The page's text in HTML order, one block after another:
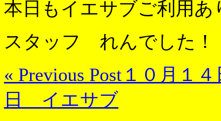
本日もイエサブご利用
スタッフ れんでした！
« Previous Post １０月１
日 イエサブ